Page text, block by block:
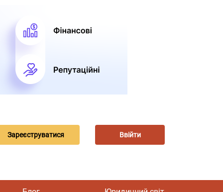
Зареєструватися Ввійти